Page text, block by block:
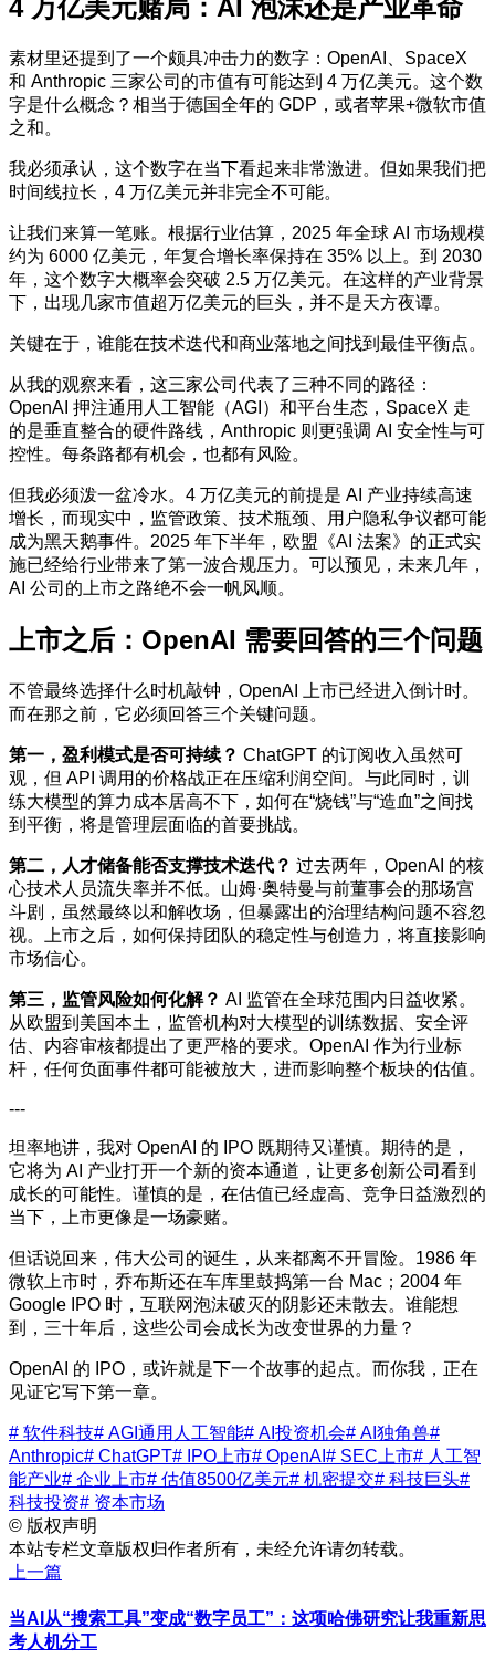
4 万亿美元赌局：AI 泡沫还是产业革命
素材里还提到了一个颇具冲击力的数字：OpenAI、SpaceX
和 Anthropic 三家公司的市值有可能达到 4 万亿美元。这个数
字是什么概念？相当于德国全年的 GDP，或者苹果+微软市值
之和。
我必须承认，这个数字在当下看起来非常激进。但如果我们把
时间线拉长，4 万亿美元并非完全不可能。
让我们来算一笔账。根据行业估算，2025 年全球 AI 市场规模
约为 6000 亿美元，年复合增长率保持在 35% 以上。到 2030
年，这个数字大概率会突破 2.5 万亿美元。在这样的产业背景
下，出现几家市值超万亿美元的巨头，并不是天方夜谭。
关键在于，谁能在技术迭代和商业落地之间找到最佳平衡点。
从我的观察来看，这三家公司代表了三种不同的路径：
OpenAI 押注通用人工智能（AGI）和平台生态，SpaceX 走
的是垂直整合的硬件路线，Anthropic 则更强调 AI 安全性与可
控性。每条路都有机会，也都有风险。
但我必须泼一盆冷水。4 万亿美元的前提是 AI 产业持续高速
增长，而现实中，监管政策、技术瓶颈、用户隐私争议都可能
成为黑天鹅事件。2025 年下半年，欧盟《AI 法案》的正式实
施已经给行业带来了第一波合规压力。可以预见，未来几年，
AI 公司的上市之路绝不会一帆风顺。
上市之后：OpenAI 需要回答的三个问题
不管最终选择什么时机敲钟，OpenAI 上市已经进入倒计时。
而在那之前，它必须回答三个关键问题。
第一，盈利模式是否可持续？ ChatGPT 的订阅收入虽然可
观，但 API 调用的价格战正在压缩利润空间。与此同时，训
练大模型的算力成本居高不下，如何在“烧钱”与“造血”之间找
到平衡，将是管理层面临的首要挑战。
第二，人才储备能否支撑技术迭代？ 过去两年，OpenAI 的核
心技术人员流失率并不低。山姆·奥特曼与前董事会的那场宫
斗剧，虽然最终以和解收场，但暴露出的治理结构问题不容忽
视。上市之后，如何保持团队的稳定性与创造力，将直接影响
市场信心。
第三，监管风险如何化解？ AI 监管在全球范围内日益收紧。
从欧盟到美国本土，监管机构对大模型的训练数据、安全评
估、内容审核都提出了更严格的要求。OpenAI 作为行业标
杆，任何负面事件都可能被放大，进而影响整个板块的估值。
---
坦率地讲，我对 OpenAI 的 IPO 既期待又谨慎。期待的是，
它将为 AI 产业打开一个新的资本通道，让更多创新公司看到
成长的可能性。谨慎的是，在估值已经虚高、竞争日益激烈的
当下，上市更像是一场豪赌。
但话说回来，伟大公司的诞生，从来都离不开冒险。1986 年
微软上市时，乔布斯还在车库里鼓捣第一台 Mac；2004 年
Google IPO 时，互联网泡沫破灭的阴影还未散去。谁能想
到，三十年后，这些公司会成长为改变世界的力量？
OpenAI 的 IPO，或许就是下一个故事的起点。而你我，正在
见证它写下第一章。
# 软件科技# AGI通用人工智能# AI投资机会# AI独角兽#
Anthropic# ChatGPT# IPO上市# OpenAI # SEC上市# 人工智
能产业# 企业上市# 估值8500亿美元# 机密提交# 科技巨头#
科技投资# 资本市场
© 版权声明
本站专栏文章版权归作者所有，未经允许请勿转载。
上一篇
当AI从“搜索工具”变成“数字员工”：这项哈佛研究让我重新思
考人机分工